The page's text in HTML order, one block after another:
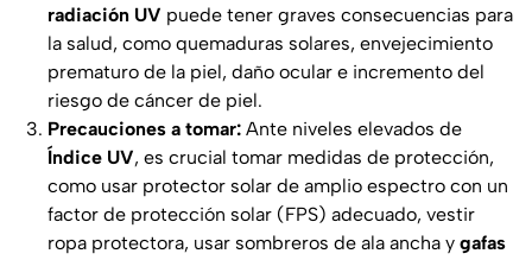
radiación UV puede tener graves consecuencias para
la salud, como quemaduras solares, envejecimiento
prematuro de la piel, daño ocular e incremento del
riesgo de cáncer de piel.
Precauciones a tomar: Ante niveles elevados de
Índice UV, es crucial tomar medidas de protección,
como usar protector solar de amplio espectro con un
factor de protección solar (FPS) adecuado, vestir
ropa protectora, usar sombreros de ala ancha y gafas